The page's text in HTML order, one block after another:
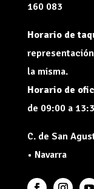
160 083
Horario de
la misma.
Horario de
de 09:00 a
C. de San
• Navarra